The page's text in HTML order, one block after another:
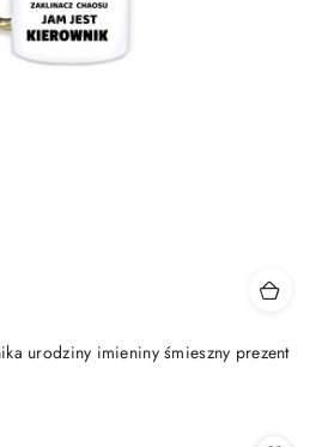
urodziny imieniny śmieszny prezent